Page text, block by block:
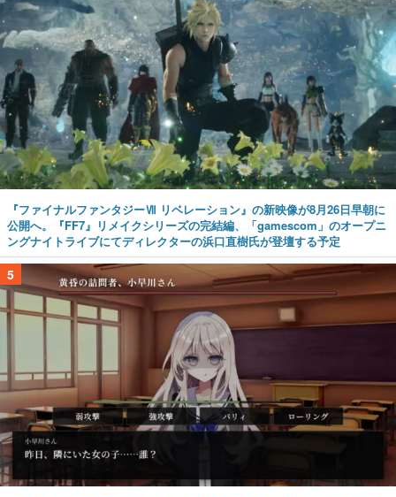
『ファイナルファンタジーⅦ リベレーション』の新映像が8月26日早朝に
公開へ。『FF7』リメイクシリーズの完結編、「gamescom」のオープニ
ングナイトライブにてディレクターの浜口直樹氏が登壇する予定
5